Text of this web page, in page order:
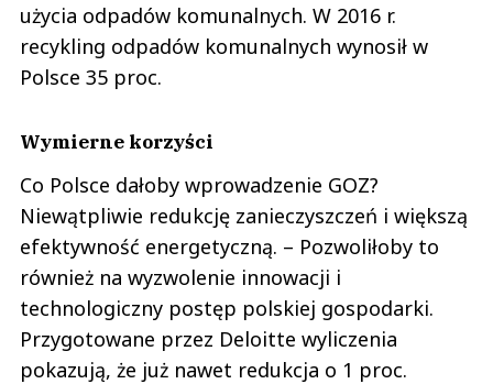
użycia odpadów komunalnych. W 2016 r.
recykling odpadów komunalnych wynosił w
Polsce 35 proc.
Wymierne korzyści
Co Polsce dałoby wprowadzenie GOZ?
Niewątpliwie redukcję zanieczyszczeń i większą
efektywność energetyczną. – Pozwoliłoby to
również na wyzwolenie innowacji i
technologiczny postęp polskiej gospodarki.
Przygotowane przez Deloitte wyliczenia
pokazują, że już nawet redukcja o 1 proc.